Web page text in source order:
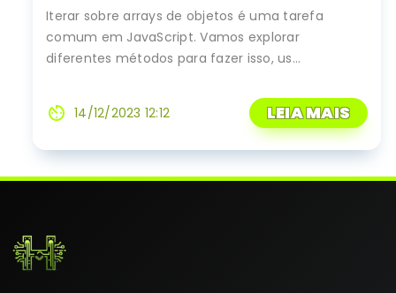
Iterar sobre arrays de objetos é uma tarefa
comum em JavaScript. Vamos explorar
diferentes métodos para fazer isso, us...
av_timer 14/12/2023 12:12 LEIA MAIS